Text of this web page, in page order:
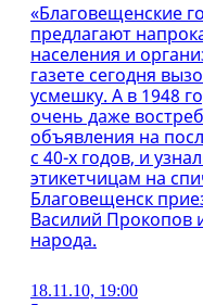
«Благовещенские
предлагают
населения и
газете сегодня
усмешку. А в 1948
очень даже
объявления на
с 40-х годов, и
этикетчицам на
Благовещенск
Василий Прокопов
народа.
18.11.10, 19:00